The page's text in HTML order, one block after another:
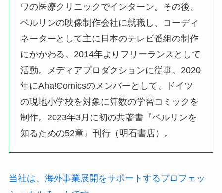
ワの医療クリニックでインターン。その後、
ベルリンの映像制作会社に就職し、コーディ
ネーターとして主に日本のテレビ番組の制作
にかかわる。2014年よりフリーランスとして
活動。メディアプロダクションに従事。2020
年にAha!Comicsのメンバーとして、ドイツ
の現地小学校を対象に算数の学習コミックを
制作。2023年3月に初の共著書『ベルリンを
知るための52章』刊行（明石書店）。
当社は、海外事業展開をサポートするプロフェッ